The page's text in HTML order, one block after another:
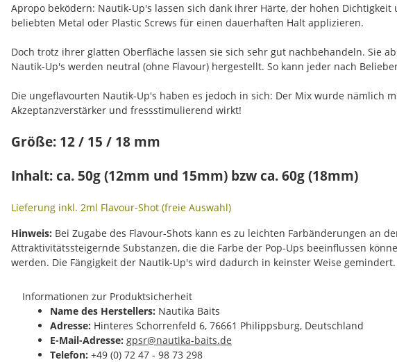
Apropo beködern: Nautik-Up's lassen sich dank ihrer Härte, der hohen
beliebten Metal oder Plastic Screws für einen dauerhaften Halt applizieren.
Doch trotz ihrer glatten Oberfläche lassen sie sich sehr gut nachbehandeln. Sie
Nautik-Up's werden neutral (ohne Flavour) hergestellt. So kann jeder nach
Die ungeflavourten Nautik-Up's haben es jedoch in sich: Der Mix wurde
Akzeptanzverstärker und fressstimulierend wirkt!
Größe: 12 / 15 / 18 mm
Inhalt: ca. 50g (12mm und 15mm) bzw ca. 60g (18mm)
Lieferung inkl. 2ml Flavour-Shot (freie Auswahl)
Hinweis: Bei Zugabe des Flavour-Shots kann es zu leichten Farbänderungen an
Attraktivitätssteigernde Substanzen, die die Farbe der Pop-Ups beeinflussen
werden. Die Fängigkeit der Nautik-Up's wird dadurch in keinster Weise gemindert.
Informationen zur Produktsicherheit
Name des Herstellers: Nautika Baits
Adresse: Hinteres Schorrenfeld 6, 76661 Philippsburg, Deutschland
E-Mail-Adresse: gpsr@nautika-baits.de
Telefon: +49 (0) 72 47 - 98 73 298